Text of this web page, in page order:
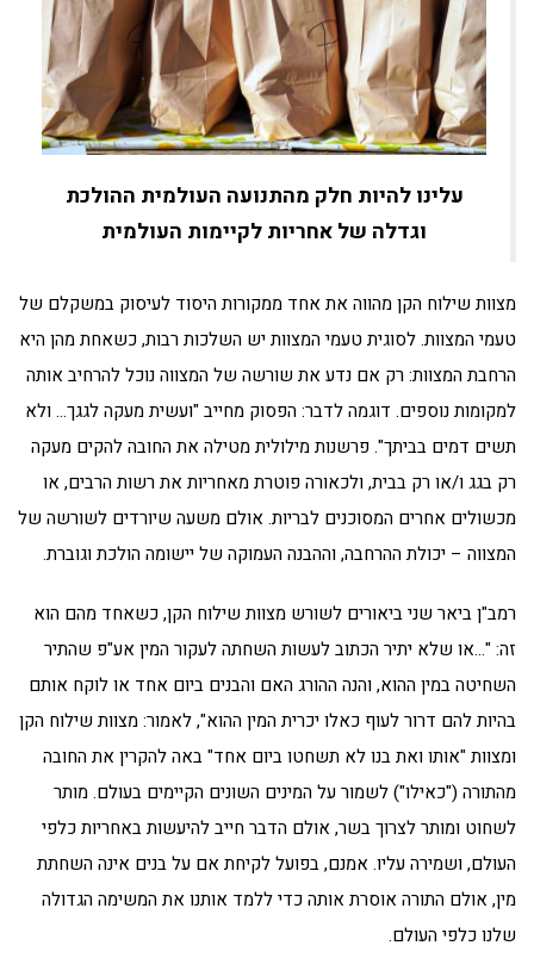
עלינו להיות חלק מהתנועה העולמית ההולכת
וגדלה של אחריות לקיימות העולמית
מצוות שילוח הקן מהווה את אחד ממקורות היסוד לעיסוק במשקלם של
טעמי המצוות. לסוגית טעמי המצוות יש השלכות רבות, כשאחת מהן היא
הרחבת המצוות: רק אם נדע את שורשה של המצווה נוכל להרחיב אותה
למקומות נוספים. דוגמה לדבר: הפסוק מחייב "ועשית מעקה לגגך… ולא
תשים דמים בביתך". פרשנות מילולית מטילה את החובה להקים מעקה
רק בגג ו/או רק בבית, ולכאורה פוטרת מאחריות את רשות הרבים, או
מכשולים אחרים המסוכנים לבריות. אולם משעה שיורדים לשורשה של
המצווה – יכולת ההרחבה, וההבנה העמוקה של יישומה הולכת וגוברת.
רמב"ן ביאר שני ביאורים לשורש מצוות שילוח הקן, כשאחד מהם הוא
זה: "…או שלא יתיר הכתוב לעשות השחתה לעקור המין אע"פ שהתיר
השחיטה במין ההוא, והנה ההורג האם והבנים ביום אחד או לוקח אותם
בהיות להם דרור לעוף כאלו יכרית המין ההוא", לאמור: מצוות שילוח הקן
ומצוות "אותו ואת בנו לא תשחטו ביום אחד" באה להקרין את החובה
מהתורה ("כאילו") לשמור על המינים השונים הקיימים בעולם. מותר
לשחוט ומותר לצרוך בשר, אולם הדבר חייב להיעשות באחריות כלפי
העולם, ושמירה עליו. אמנם, בפועל לקיחת אם על בנים אינה השחתת
מין, אולם התורה אוסרת אותה כדי ללמד אותנו את המשימה הגדולה
שלנו כלפי העולם.